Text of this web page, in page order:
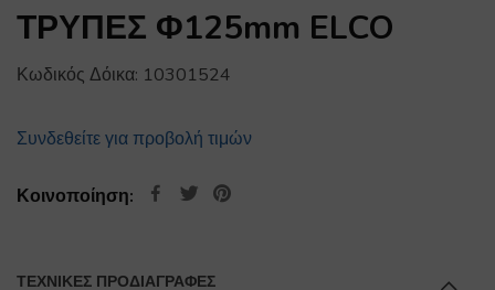
ΤΡΥΠΕΣ Φ125mm ELCO
Κωδικός Δόικα: 10301524
Συνδεθείτε για προβολή τιμών
Κοινοποίηση:
ΤΕΧΝΙΚΕΣ ΠΡΟΔΙΑΓΡΑΦΕΣ